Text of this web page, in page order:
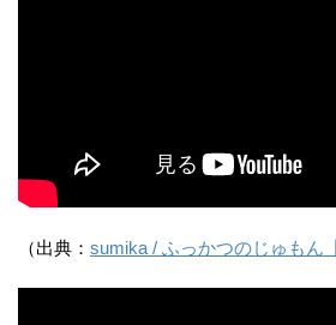
（出典： sumika / ふっかつのじゅもん